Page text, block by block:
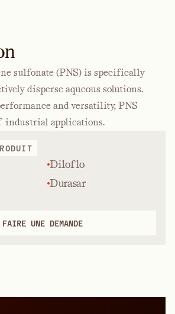
sulfonate (PNS) is specifically
disperse aqueous solutions.
and versatility, PNS
industrial applications.
Diloflo
Durasar
FAIRE UNE DEMANDE